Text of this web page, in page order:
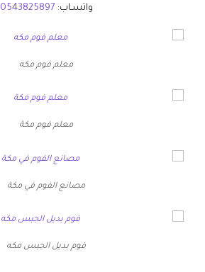
واتسـاب:0543825897
معلم فوم مكه
معلم فوم مكة
مصانع الفوم في مكة
فوم بديل الجبس مكه